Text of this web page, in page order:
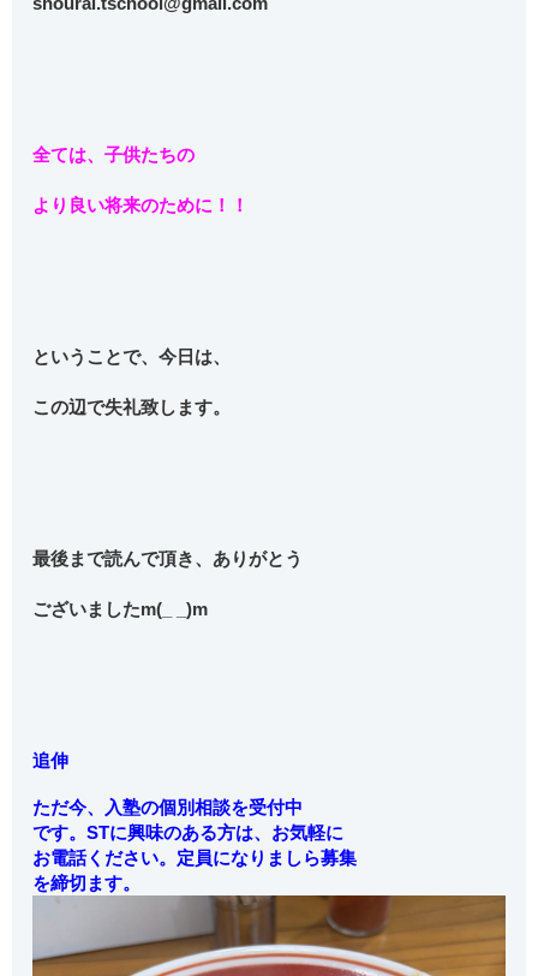
全ては、子供たちの
より良い将来のために！！
ということで、今日は、
この辺で失礼致します。
最後まで読んで頂き、ありがとう
ございましたm(_ _)m
追伸
ただ今、入塾の個別相談を受付中
です。STに興味のある方は、お気軽に
お電話ください。定員になりましら募集
を締切ます。